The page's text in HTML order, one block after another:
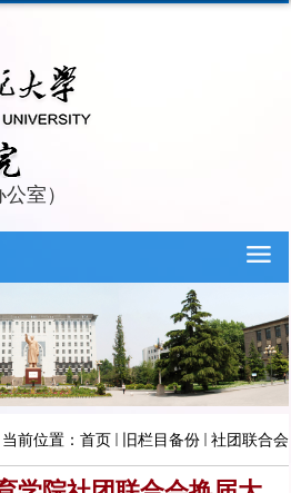
室）
当前位置： 首页 旧栏目备份 社团联合会